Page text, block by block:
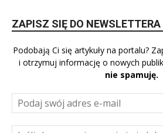
ZAPISZ SIĘ DO NEWSLETTERA
Podobają Ci się artykuły na portalu?
i otrzymuj informację o nowych
nie spamuję.